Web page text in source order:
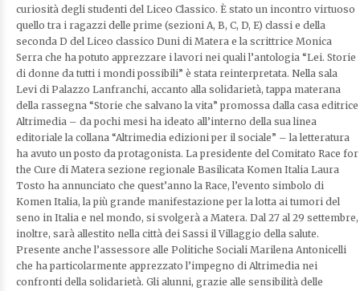
curiosità degli studenti del Liceo Classico. È stato un incontro virtuoso
quello tra i ragazzi delle prime (sezioni A, B, C, D, E) classi e della
seconda D del Liceo classico Duni di Matera e la scrittrice Monica
Serra che ha potuto apprezzare i lavori nei quali l’antologia “Lei. Storie
di donne da tutti i mondi possibili” è stata reinterpretata. Nella sala
Levi di Palazzo Lanfranchi, accanto alla solidarietà, tappa materana
della rassegna “Storie che salvano la vita” promossa dalla casa editrice
Altrimedia – da pochi mesi ha ideato all’interno della sua linea
editoriale la collana “Altrimedia edizioni per il sociale” – la letteratura
ha avuto un posto da protagonista. La presidente del Comitato Race for
the Cure di Matera sezione regionale Basilicata Komen Italia Laura
Tosto ha annunciato che quest’anno la Race, l’evento simbolo di
Komen Italia, la più grande manifestazione per la lotta ai tumori del
seno in Italia e nel mondo, si svolgerà a Matera. Dal 27 al 29 settembre,
inoltre, sarà allestito nella città dei Sassi il Villaggio della salute.
Presente anche l’assessore alle Politiche Sociali Marilena Antonicelli
che ha particolarmente apprezzato l’impegno di Altrimedia nei
confronti della solidarietà. Gli alunni, grazie alle sensibilità delle